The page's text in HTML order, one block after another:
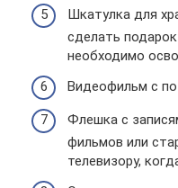
Шкатулка для
сделать
необходимо
Видеофильм с
Флешка с
фильмов или
телевизору,